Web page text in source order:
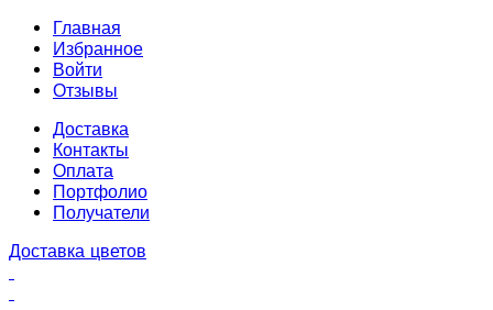
Главная
Избранное
Войти
Отзывы
Доставка
Контакты
Оплата
Портфолио
Получатели
Доставка цветов